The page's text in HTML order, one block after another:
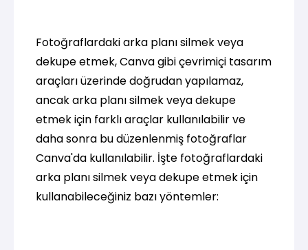
Fotoğraflardaki arka planı silmek veya
dekupe etmek, Canva gibi çevrimiçi tasarım
araçları üzerinde doğrudan yapılamaz,
ancak arka planı silmek veya dekupe
etmek için farklı araçlar kullanılabilir ve
daha sonra bu düzenlenmiş fotoğraflar
Canva'da kullanılabilir. İşte fotoğraflardaki
arka planı silmek veya dekupe etmek için
kullanabileceğiniz bazı yöntemler: